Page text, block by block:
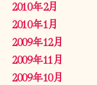
2010年2月
2010年1月
2009年12月
2009年11月
2009年10月